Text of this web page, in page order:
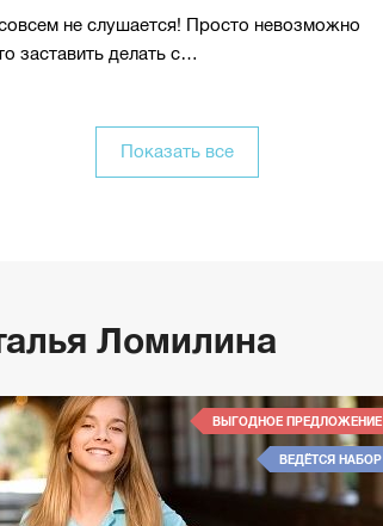
не слушается! Просто невозможно
заставить делать с…
Показать все
Ломилина
ВЫГОДНОЕ ПРЕДЛОЖЕНИЕ
ВЕДЁТСЯ НАБОР